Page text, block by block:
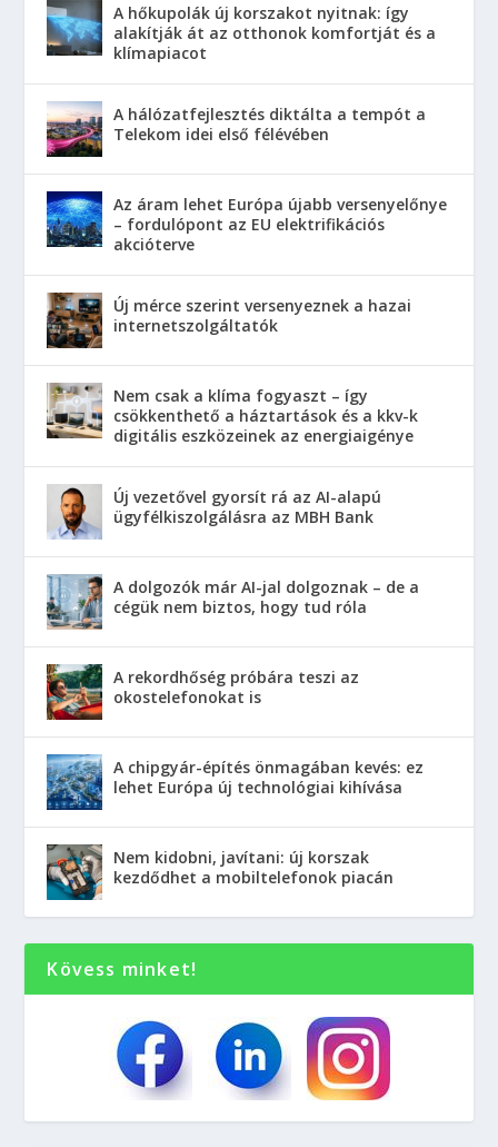
A hőkupolák új korszakot nyitnak: így
alakítják át az otthonok komfortját és a
klímapiacot
A hálózatfejlesztés diktálta a tempót a
Telekom idei első félévében
Az áram lehet Európa újabb versenyelőnye
– fordulópont az EU elektrifikációs
akcióterve
Új mérce szerint versenyeznek a hazai
internetszolgáltatók
Nem csak a klíma fogyaszt – így
csökkenthető a háztartások és a kkv-k
digitális eszközeinek az energiaigénye
Új vezetővel gyorsít rá az AI-alapú
ügyfélkiszolgálásra az MBH Bank
A dolgozók már AI-jal dolgoznak – de a
cégük nem biztos, hogy tud róla
A rekordhőség próbára teszi az
okostelefonokat is
A chipgyár-építés önmagában kevés: ez
lehet Európa új technológiai kihívása
Nem kidobni, javítani: új korszak
kezdődhet a mobiltelefonok piacán
Kövess minket!